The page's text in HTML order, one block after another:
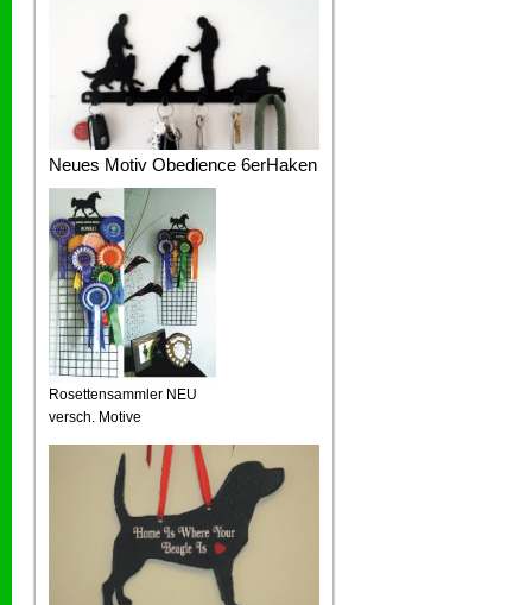
Neues Motiv Obedience 6erHaken
Rosettensammler NEU
versch. Motive